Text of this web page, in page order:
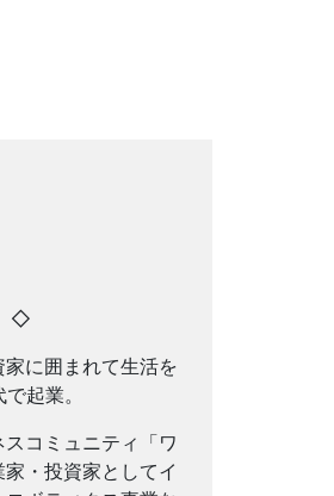
に囲まれて生活を
起業。
コミュニティ「ワ
・投資家としてイ